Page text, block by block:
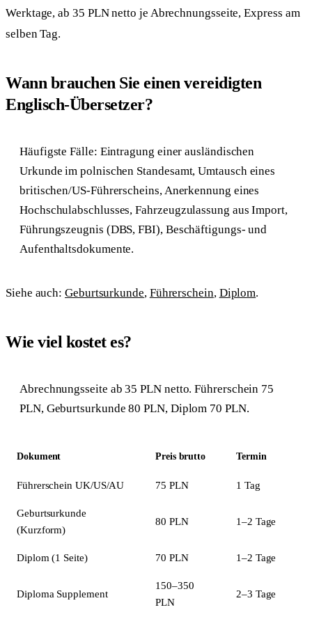
Werktage, ab 35 PLN netto je Abrechnungsseite, Express am
selben Tag.
Wann brauchen Sie einen vereidigten
Englisch-Übersetzer?
Häufigste Fälle: Eintragung einer ausländischen
Urkunde im polnischen Standesamt, Umtausch eines
britischen/US-Führerscheins, Anerkennung eines
Hochschulabschlusses, Fahrzeugzulassung aus Import,
Führungszeugnis (DBS, FBI), Beschäftigungs- und
Aufenthaltsdokumente.
Siehe auch:Geburtsurkunde, Führerschein, Diplom.
Wie viel kostet es?
Abrechnungsseite ab 35 PLN netto. Führerschein 75
PLN, Geburtsurkunde 80 PLN, Diplom 70 PLN.
Dokument Preis brutto Termin
Führerschein UK/US/AU 75 PLN 1 Tag
Geburtsurkunde
(Kurzform)
80 PLN 1–2 Tage
Diplom (1 Seite) 70 PLN 1–2 Tage
Diploma Supplement
150–350
PLN
2–3 Tage